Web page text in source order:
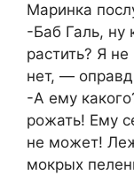
Маринка
-Баб Галь, ну
растить? Я
нет, —
-А ему
рожать! Ему
не может!
мокрых